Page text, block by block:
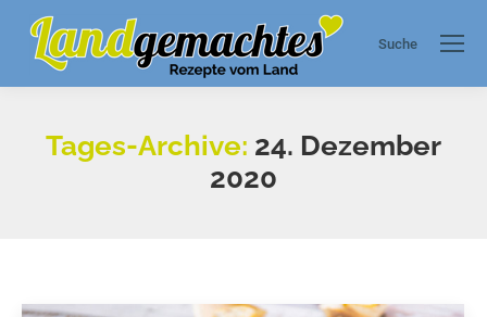
Search:
Suche
Tages-Archive: 24. Dezember
2020